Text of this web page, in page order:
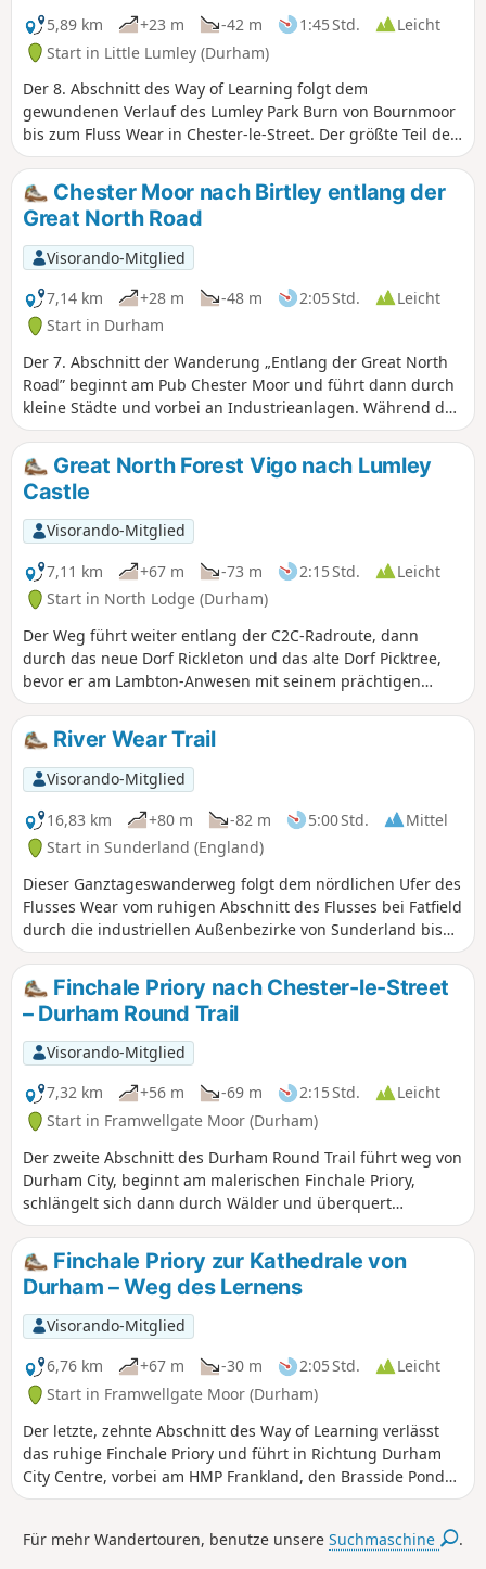
5,89 km
+23 m -42 m 1:45 Std.
Leicht
Start in Little Lumley (Durham)
Der 8. Abschnitt des Way of Learning folgt dem
gewundenen Verlauf des Lumley Park Burn von Bournmoor
bis zum Fluss Wear in Chester-le-Street. Der größte Teil der
Wanderung führt durch Waldgebiet, den Lumley Park
Wood, umrundet Lumley Castle und endet an der Kirche St.
Mary and St. Cuthbert im Zentrum von Chester-le-Street.
Chester Moor nach Birtley entlang der
Great North Road
Visorando-Mitglied
7,14 km
+28 m -48 m 2:05 Std.
Leicht
Start in Durham
Der 7. Abschnitt der Wanderung „Entlang der Great North
Road” beginnt am Pub Chester Moor und führt dann durch
kleine Städte und vorbei an Industrieanlagen. Während der
gesamten Wanderung sehen Sie Zeugnisse der Great North
Road in Form von Gebäuden und Pubs sowie der
industriellen Geschichte der Region. Die Route folgt
weitgehend der East Coast Mainline, achten Sie also auf
den beeindruckenden Viadukt von Chester-le-Street.
Great North Forest Vigo nach Lumley
Castle
Visorando-Mitglied
7,11 km
+67 m -73 m 2:15 Std.
Leicht
Start in North Lodge (Durham)
Der Weg führt weiter entlang der C2C-Radroute, dann
durch das neue Dorf Rickleton und das alte Dorf Picktree,
bevor er am Lambton-Anwesen mit seinem prächtigen
Schloss vorbeiführt und sich dann durch das Gelände von
Lumley Castle am Ufer des Wear schlängelt.
River Wear Trail
Visorando-Mitglied
16,83 km
+80 m -82 m 5:00 Std.
Mittel
Start in Sunderland (England)
Dieser Ganztageswanderweg folgt dem nördlichen Ufer des
Flusses Wear vom ruhigen Abschnitt des Flusses bei Fatfield
durch die industriellen Außenbezirke von Sunderland bis
zum Roker Pier an der Mündung des Wear. Dies ist ein
alternatives Ende des Weardale Way, der dem südlichen
Ufer des Wear folgt.
Finchale Priory nach Chester-le-Street
– Durham Round Trail
Visorando-Mitglied
7,32 km
+56 m -69 m 2:15 Std.
Leicht
Start in Framwellgate Moor (Durham)
Der zweite Abschnitt des Durham Round Trail führt weg von
Durham City, beginnt am malerischen Finchale Priory,
schlängelt sich dann durch Wälder und überquert
Ackerland, um am prächtigen Lumley Castle wieder zum
Ufer des Flusses Wear zu gelangen, bevor er durch den
Riverside Park zum Chester-le-Street Market Place führt. Der
erste Teil der Wanderung beinhaltet einen steilen Aufstieg,
dann geht es von Lumley aus nur noch bergab.
Finchale Priory zur Kathedrale von
Durham – Weg des Lernens
Visorando-Mitglied
6,76 km
+67 m -30 m 2:05 Std.
Leicht
Start in Framwellgate Moor (Durham)
Der letzte, zehnte Abschnitt des Way of Learning verlässt
das ruhige Finchale Priory und führt in Richtung Durham
City Centre, vorbei am HMP Frankland, den Brasside Ponds
und erneut entlang des Flusses Wear, bevor er an der
Für mehr Wandertouren, benutze unsereSuchmaschine .